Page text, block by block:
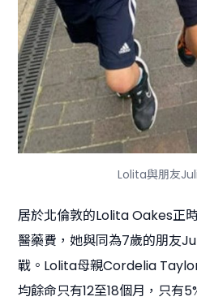
Lolita與朋友
居於北倫敦的Lolita Oakes正
醫藥費，她與同為7歲的朋友
戰。Lolita母親Cordelia
均餘命只有12至18個月，只有